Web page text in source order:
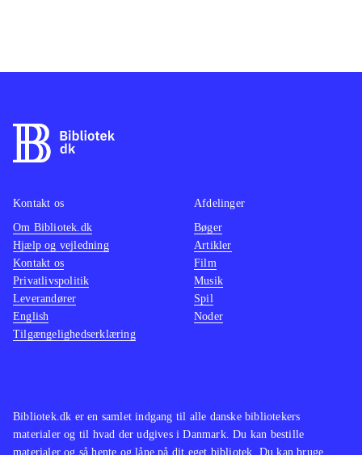
Bibliotek.dk er en samlet indgang til alle danske bibliotekers
materialer og til hvad der udgives i Danmark. Du kan bestille
materialer og så hente og låne på dit eget bibliotek. Du kan bruge
Kontakt os
Om Bibliotek.dk
Hjælp og vejledning
Kontakt os
Privatlivspolitik
Leverandører
English
Tilgængelighedserklæring
Afdelinger
Bøger
Artikler
Film
Musik
Spil
Noder